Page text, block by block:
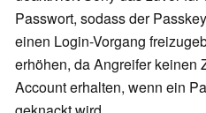
Passwort, sodass der
einen Login-Vorgang
erhöhen, da Angreifer keinen
Account erhalten, wenn ein